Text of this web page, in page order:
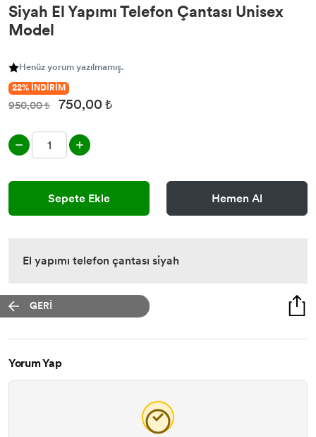
Siyah El Yapımı Telefon Çantası Unisex
Model
Henüz yorum yazılmamış.
22% İNDİRİM
950,00 ₺ 750,00 ₺
Sepete Ekle Hemen Al
El yapımı telefon çantası siyah
GERİ
Yorum Yap